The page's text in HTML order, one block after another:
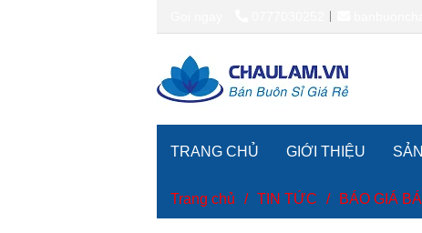
TRANG CHỦ GIỚI THIỆU
Trang chủ / TIN TỨC / BÁO GIÁ